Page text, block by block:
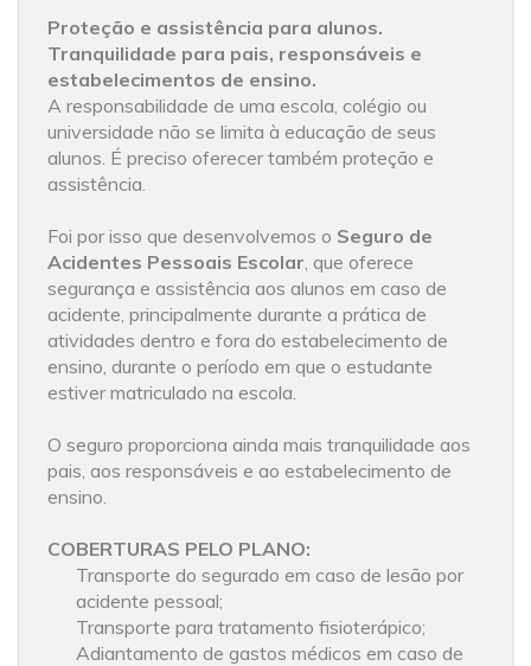
Proteção e assistência para alunos.
Tranquilidade para pais, responsáveis e
estabelecimentos de ensino.
A responsabilidade de uma escola, colégio ou
universidade não se limita à educação de seus
alunos. É preciso oferecer também proteção e
assistência.
Foi por isso que desenvolvemos o Seguro de
Acidentes Pessoais Escolar, que oferece
segurança e assistência aos alunos em caso de
acidente, principalmente durante a prática de
atividades dentro e fora do estabelecimento de
ensino, durante o período em que o estudante
estiver matriculado na escola.
O seguro proporciona ainda mais tranquilidade aos
pais, aos responsáveis e ao estabelecimento de
ensino.
COBERTURAS PELO PLANO:
Transporte do segurado em caso de lesão por
acidente pessoal;
Transporte para tratamento fisioterápico;
Adiantamento de gastos médicos em caso de